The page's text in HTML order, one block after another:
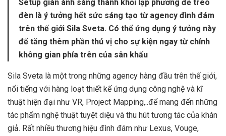
Setup giàn ánh sáng thành khối lập phương để treo
đèn là ý tưởng hết sức sáng tạo từ agency đình đám
trên thế giới Sila Sveta. Có thể ứng dụng ý tưởng này
để tăng thêm phần thú vị cho sự kiện ngay từ chính
không gian phía trên của sân khấu
Sila Sveta là một trong những agency hàng đầu trên thế giới,
nổi tiếng với hàng loạt thiết kế ứng dụng công nghệ và kĩ
thuật hiện đại như VR, Project Mapping,..để mang đến những
tác phẩm nghệ thuật tuyệt diệu và thu hút tương tác của khán
giả. Rất nhiều thương hiệu đình đám như Lexus, Vouge,